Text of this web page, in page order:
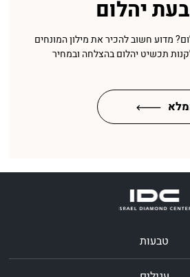
יהלום
מדוע חשוב להכיר את מילון המונחים
תכשיט יהלום בהצלחה ובמחיר
טבעות